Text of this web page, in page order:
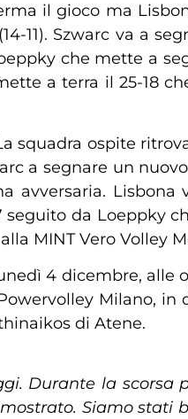
il gioco ma
Szwarc va a
che mette a
a terra il 25-18
squadra ospite
a segnare un
avversaria.
da Loeppky
MINT Vero Volley
4 dicembre, alle
Milano, in
di Atene.
Durante la
Siamo stati